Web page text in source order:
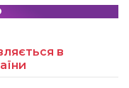
в